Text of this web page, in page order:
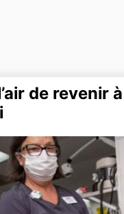
de revenir